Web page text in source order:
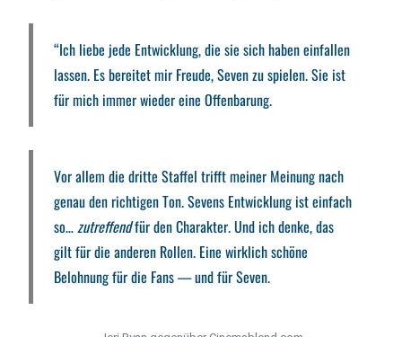
“Ich liebe jede Entwicklung, die sie sich haben einfallen
lassen. Es bereitet mir Freude, Seven zu spielen. Sie ist
für mich immer wieder eine Offenbarung.
Vor allem die dritte Staffel trifft meiner Meinung nach
genau den richtigen Ton. Sevens Entwicklung ist einfach
so…zutreffendfür den Charakter. Und ich denke, das
gilt für die anderen Rollen. Eine wirklich schöne
Belohnung für die Fans — und für Seven.